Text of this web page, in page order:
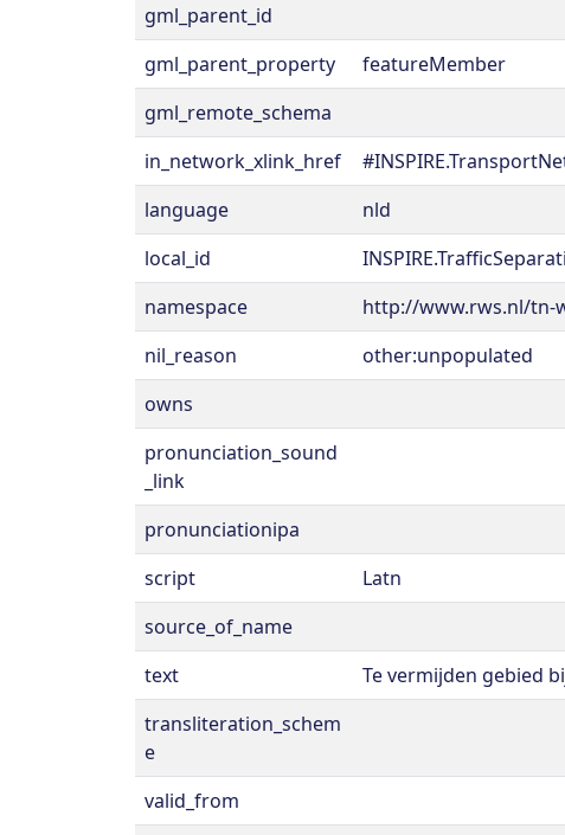
gml_parent_id
gml_parent_property
featureMember
gml_remote_schema
in_network_xlink_href
language
nld
local_id
namespace
http://www.rws.nl/tn-
nil_reason
other:unpopulated
owns
pronunciation_sound
_link
pronunciationipa
script
Latn
source_of_name
text
Te vermijden gebied
transliteration_schem
e
valid_from